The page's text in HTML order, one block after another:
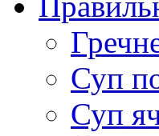
Суп
Суп